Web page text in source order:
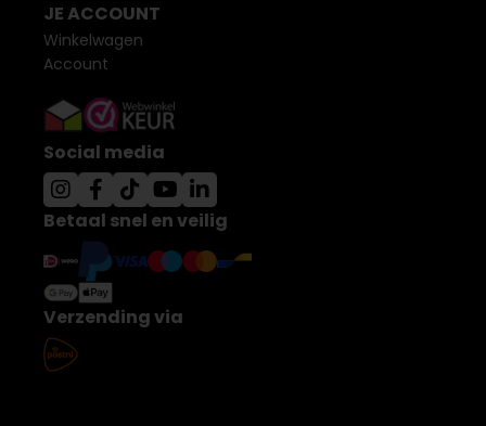
JE ACCOUNT
Winkelwagen
Account
Social media
Betaal snel en veilig
Verzending via